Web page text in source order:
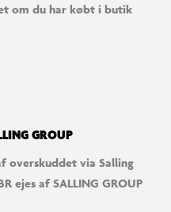
om du har købt i butik
GROUP
overskuddet via Salling
ejes af SALLING GROUP